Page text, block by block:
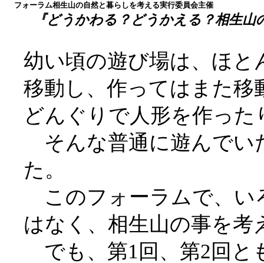
フォーラム相生山の自然と暮らしを考える実行委員会主催
『どうかわる？どうかえる？相生山
幼い頃の遊び場は、ほ
移動し、作ってはまた
どんぐりで人形を作っ
そんな普通に遊んでい
た。
このフォーラムで、い
はなく、相生山の事を
でも、第1回、第2回と